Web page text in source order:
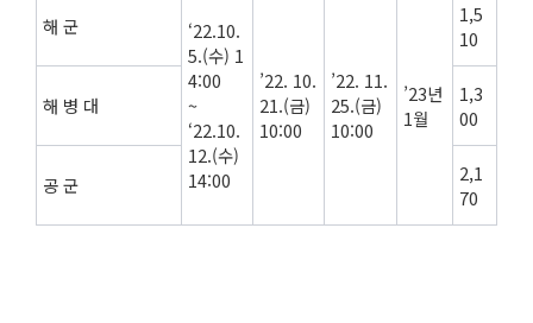
해 군
‘22.10.
5.(수) 1
4:00
~
‘22.10.
12.(수)
14:00
’22. 10.
21.(금)
10:00
’22. 11.
25.(금)
10:00
’23년
1월
1,5
10
해 병 대
1,3
00
공 군
2,1
70